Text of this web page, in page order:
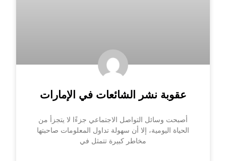
عقوبة نشر الشائعات في الإمارات
أصبحت وسائل التواصل الاجتماعي جزءًا لا يتجزأ من
الحياة اليومية، إلا أن سهولة تداول المعلومات صاحبتها
مخاطر كبيرة تتمثل في